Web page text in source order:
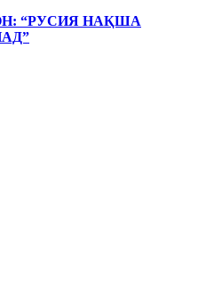
“РУСИЯ НАҚША